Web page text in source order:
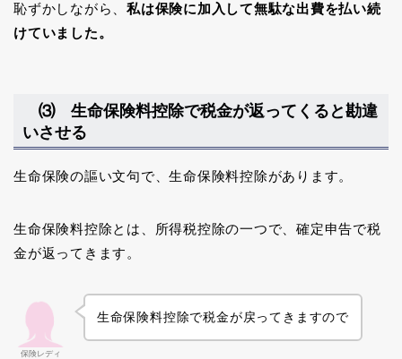
恥ずかしながら、私は保険に加入して無駄な出費を払い続
けていました。
⑶ 生命保険料控除で税金が返ってくると勘違
いさせる
生命保険の謳い文句で、生命保険料控除があります。
生命保険料控除とは、所得税控除の一つで、確定申告で税
金が返ってきます。
保険レディ
生命保険料控除で税金が戻ってきますので